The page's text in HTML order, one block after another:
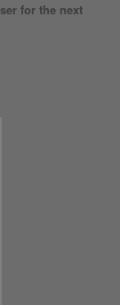
for the next